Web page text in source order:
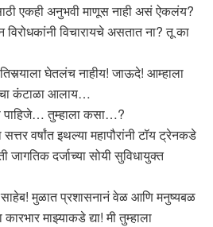
एकही अनुभवी माणूस नाही असं ऐकलंय?
विचारायचे असतात ना? तू का
घेतलंच नाहीय! जाऊदे! आम्हाला
कंटाळा आलाय…
पाहिजे… तुम्हाला कसा…?
सत्तर वर्षांत इथल्या महापौरांनी टॉय ट्रेनकडे
जागतिक दर्जाच्या सोयी सुविधायुक्त
साहेब! मुळात प्रशासनानं वेळ आणि मनुष्यबळ
माझ्याकडे द्या! मी तुम्हाला